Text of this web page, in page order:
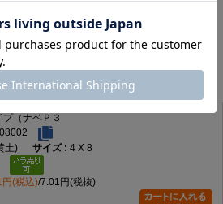
（ナベＰ３
（ナベＰ３
土)
4 X 8
円(税込) 7.01円(税抜)